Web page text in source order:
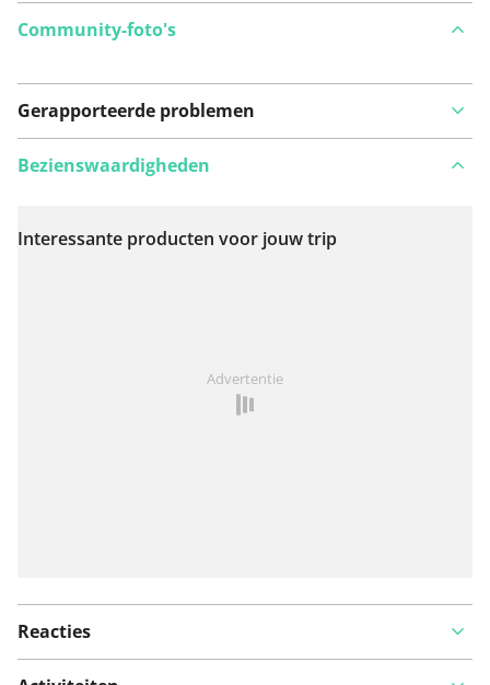
Community-foto's
Gerapporteerde problemen
Bekijk op kaart
Bezienswaardigheden
Interessante producten voor jouw trip
Advertentie
Reacties